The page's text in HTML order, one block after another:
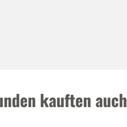
kauften auch